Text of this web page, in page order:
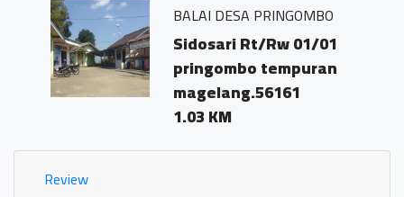
BALAI DESA PRINGOMBO
Sidosari Rt/Rw 01/01
pringombo tempuran
magelang.56161
1.03 KM
Review